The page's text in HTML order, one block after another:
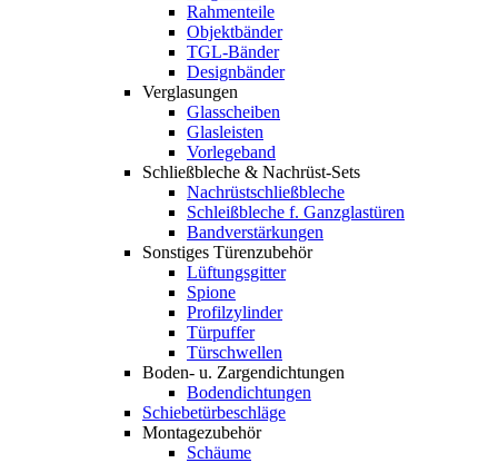
Rahmenteile
Objektbänder
TGL-Bänder
Designbänder
Verglasungen
Glasscheiben
Glasleisten
Vorlegeband
Schließbleche & Nachrüst-Sets
Nachrüstschließbleche
Schleißbleche f. Ganzglastüren
Bandverstärkungen
Sonstiges Türenzubehör
Lüftungsgitter
Spione
Profilzylinder
Türpuffer
Türschwellen
Boden- u. Zargendichtungen
Bodendichtungen
Schiebetürbeschläge
Montagezubehör
Schäume